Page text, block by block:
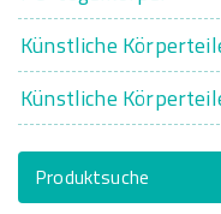
Künstliche
Künstliche
Produktsuche